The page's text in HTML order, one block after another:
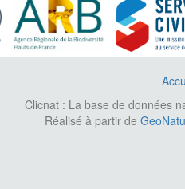
Clicnat : La base de données
Réalisé à partir de